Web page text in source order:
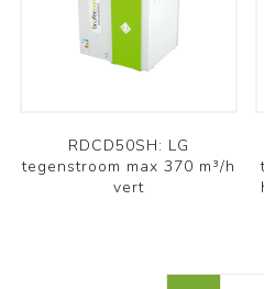
RDCD50SH: LG
tegenstroom max 370 m³/h
vert